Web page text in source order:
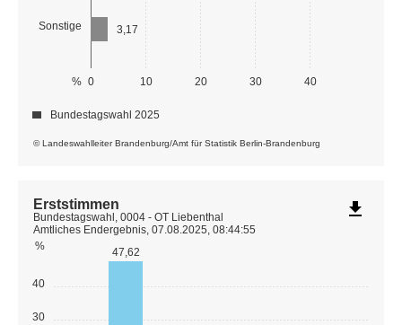
Sonstige
0 10 20 30 40
%
3,17
© Landeswahlleiter Brandenburg/Amt für Statistik Berlin-Brandenburg
Bundestagswahl 2025
30
40
%
47,62
Erststimmen
Bundestagswahl, 0004 - OT Liebenthal
Amtliches Endergebnis, 07.08.2025, 08:44:55
file_download